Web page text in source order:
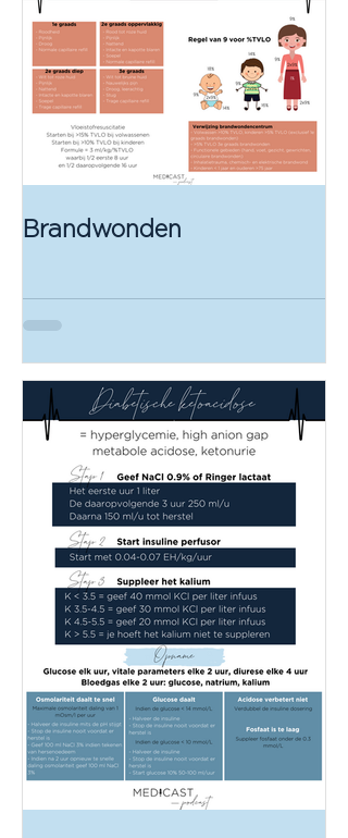
Brandwonden